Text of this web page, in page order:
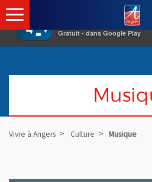
×
Gratuit - dans Google Play
Vivre à Angers Culture Musique